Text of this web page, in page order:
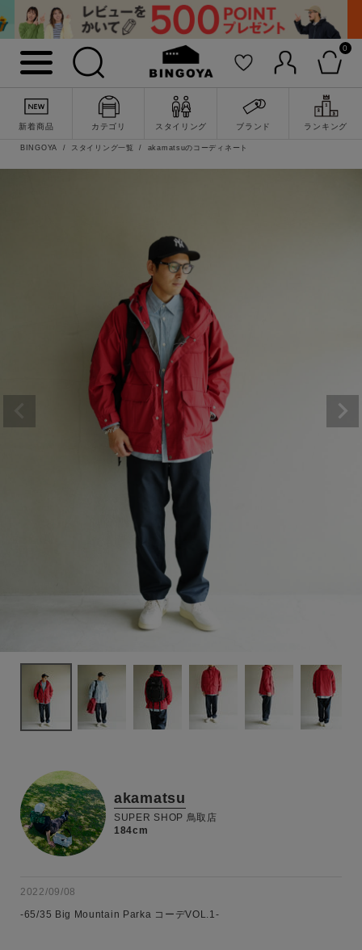
0
新着商品 カテゴリ スタイリング ブランド ランキング
詳細検索
BINGOYA スタイリング一覧 akamatsuのコーディネート
akamatsu
SUPER SHOP 鳥取店
184cm
2022/09/08
-65/35 Big Mountain Parka コーデVOL.1-